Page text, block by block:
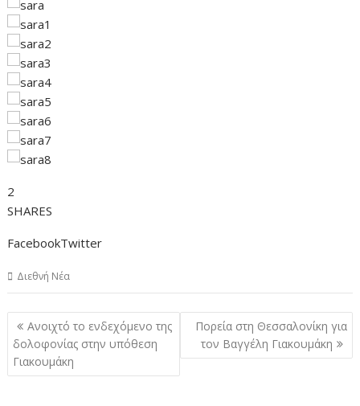
2
SHARES
FacebookTwitter
Διεθνή Νέα
Πλοήγηση
άρθρων
Ανοιχτό το ενδεχόμενο της
δολοφονίας στην υπόθεση
Γιακουμάκη
Πορεία στη Θεσσαλονίκη για
τον Βαγγέλη Γιακουμάκη